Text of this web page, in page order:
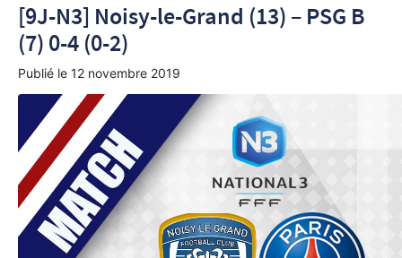
[9J-N3] Noisy-le-Grand (13) – PSG B
(7) 0-4 (0-2)
Publié le 12 novembre 2019